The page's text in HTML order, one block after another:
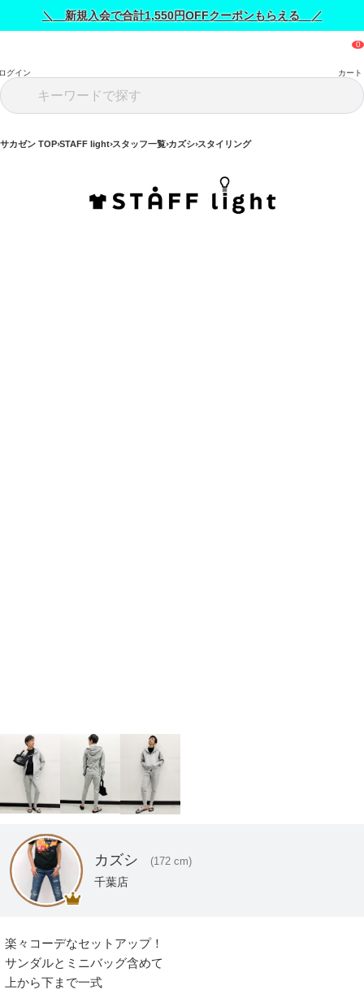
＼ 新規入会で合計1,550円OFFクーポンもらえる ／
グイン カート
サカゼン TOP STAFF light スタッフ一覧 カズシ スタイリング
カズシ (172 cm)
千葉店
楽々コーデなセットアップ！
サンダルとミニバッグ含めて
上から下まで一式